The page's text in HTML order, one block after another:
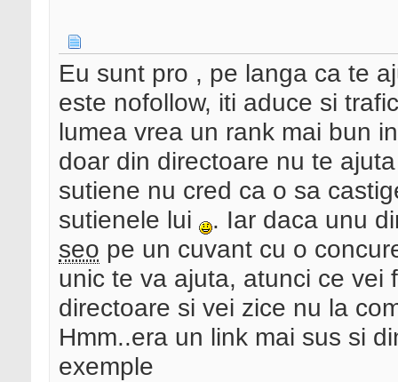
Eu sunt pro , pe langa ca te
este nofollow, iti aduce si
lumea vrea un rank mai bun
doar din directoare nu te
sutiene nu cred ca o sa
sutienele lui
. Iar daca unu
seo pe un cuvant cu o
unic te va ajuta, atunci ce vei
directoare si vei zice nu la
Hmm..era un link mai sus si
exemple